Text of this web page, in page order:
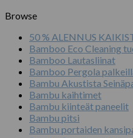
Browse
50 % ALENNUS
Bamboo Eco Cleaning
Bamboo Lautasliinat
Bamboo Pergola
Bambu Akustista
Bambu kaihtimet
Bambu kiinteät paneelit
Bambu pitsi
Bambu portaiden